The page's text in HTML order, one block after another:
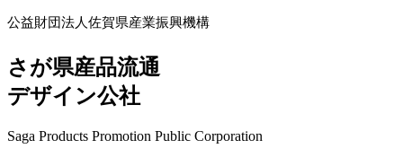
公益財団法人佐賀県産業振興機構
さが県産品流通
デザイン公社
Saga Products Promotion Public Corporation